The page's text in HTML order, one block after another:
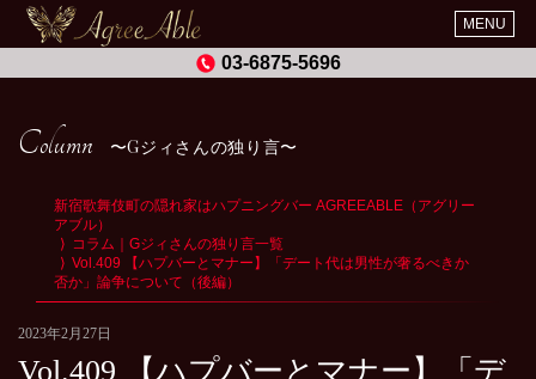
MENU
03-6875-5696
Column Gジィさんの独り言
新宿歌舞伎町の隠れ家はハプニングバー AGREEABLE（アグリー
アブル）
コラム｜Gジィさんの独り言一覧
Vol.409 【ハプバーとマナー】「デート代は男性が奢るべきか
否か」論争について（後編）
2023年2月27日
Vol.409 【ハプバーとマナー】「デ